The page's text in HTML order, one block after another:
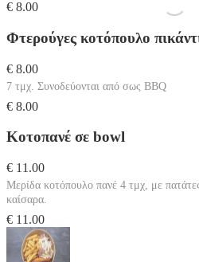
€ 8.00
Φτερούγες κοτόπουλο
€ 8.00
7 τμχ. Συνοδεύονται από σως BBQ
€ 8.00
Κοτοπανέ σε bowl
€ 11.00
Μερίδα κοτόπουλο πανέ 4 τμχ, με
καίσαρα.
€ 11.00